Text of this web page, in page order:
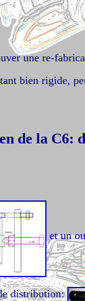
une re-
bien rigide,
de la C6:
et un
distribution: